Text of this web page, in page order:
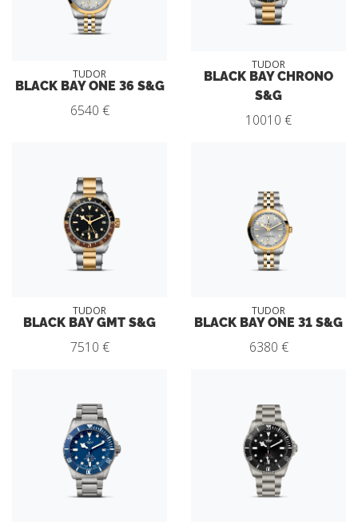
TUDOR
BLACK BAY ONE 36 S&G
6540 €
TUDOR
BLACK BAY CHRONO
S&G
10010 €
TUDOR
BLACK BAY GMT S&G
7510 €
TUDOR
BLACK BAY ONE 31 S&G
6380 €